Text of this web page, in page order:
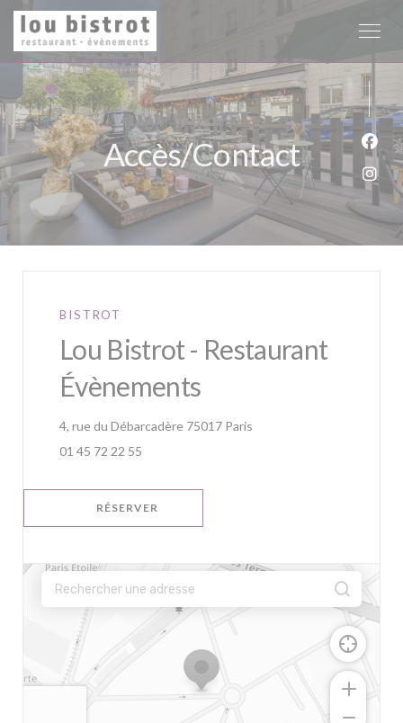
Personnalisation de vos choix en matière de cookies
Accès/Contact
BISTROT
Lou Bistrot - Restaurant
Évènements
4, rue du Débarcadère 75017 Paris
01 45 72 22 55
RÉSERVER